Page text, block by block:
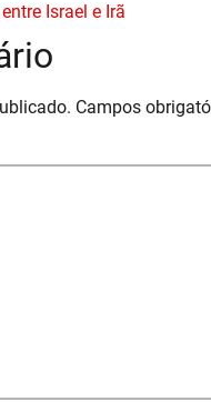
Israel e Irã
Campos